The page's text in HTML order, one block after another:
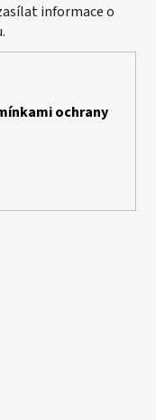
informace o
ochrany